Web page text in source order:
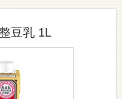
豆乳 1L